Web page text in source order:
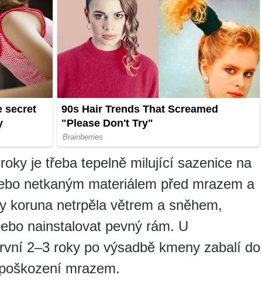
je třeba tepelně milující sazenice na
netkaným materiálem před mrazem a
koruna netrpěla větrem a sněhem,
nainstalovat pevný rám. U
2–3 roky po výsadbě kmeny zabalí do
mrazem.